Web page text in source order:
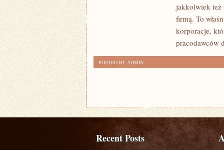
jakkolwiek też
firmą. To
korporacje,
pracodawców
POSTED BY ADMIN
Recent Posts